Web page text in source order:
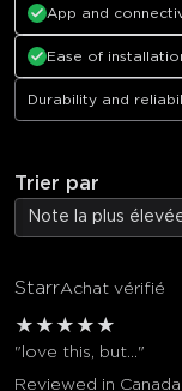
App and
Ease of
Durability and
Trier par
Note la plus
StarrAchat vérifié
★ ★ ★ ★ ★
"love this, but…"
Reviewed in